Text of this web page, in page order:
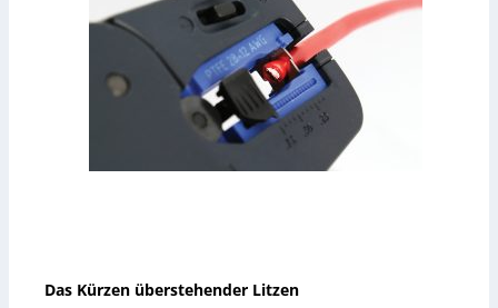
Das Kürzen überstehender Litzen